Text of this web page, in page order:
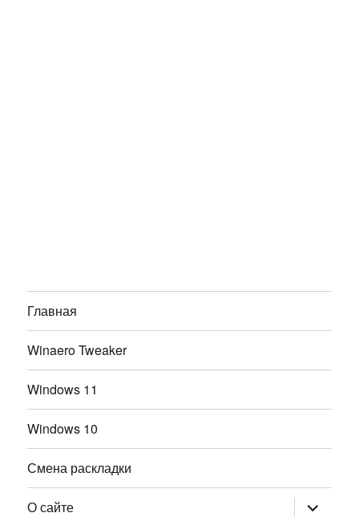
Главная
Winaero Tweaker
Windows 11
Windows 10
Смена раскладки
О сайте раскрыть